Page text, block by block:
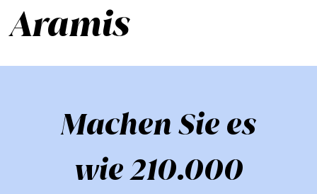
Aramis
Machen Sie es
wie 210.000